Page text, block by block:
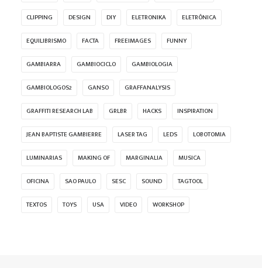
CLIPPING DESIGN DIY ELETRONIKA ELETRÔNICA
EQUILIBRISMO FACTA FREEIMAGES FUNNY
GAMBIARRA GAMBIOCICLO GAMBIOLOGIA
GAMBIOLOGOS2 GANSO GRAFFANALYSIS
GRAFFITI RESEARCH LAB GRLBR HACKS INSPIRATION
JEAN BAPTISTE GAMBIERRE LASER TAG LEDS LOBOTOMIA
LUMINARIAS MAKING OF MARGINALIA MUSICA
OFICINA SAO PAULO SESC SOUND TAGTOOL
TEXTOS TOYS USA VIDEO WORKSHOP